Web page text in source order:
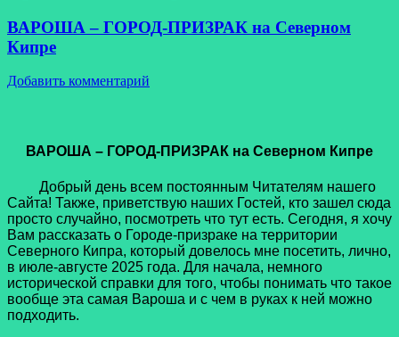
ВАРОША – ГОРОД-ПРИЗРАК на Северном
Кипре
Добавить комментарий
ВАРОША – ГОРОД-ПРИЗРАК на Северном Кипре
Добрый день всем постоянным Читателям нашего
Сайта! Также, приветствую наших Гостей, кто зашел сюда
просто случайно, посмотреть что тут есть. Сегодня, я хочу
Вам рассказать о Городе-призраке на территории
Северного Кипра, который довелось мне посетить, лично,
в июле-августе 2025 года. Для начала, немного
исторической справки для того, чтобы понимать что такое
вообще эта самая Вароша и с чем в руках к ней можно
подходить.